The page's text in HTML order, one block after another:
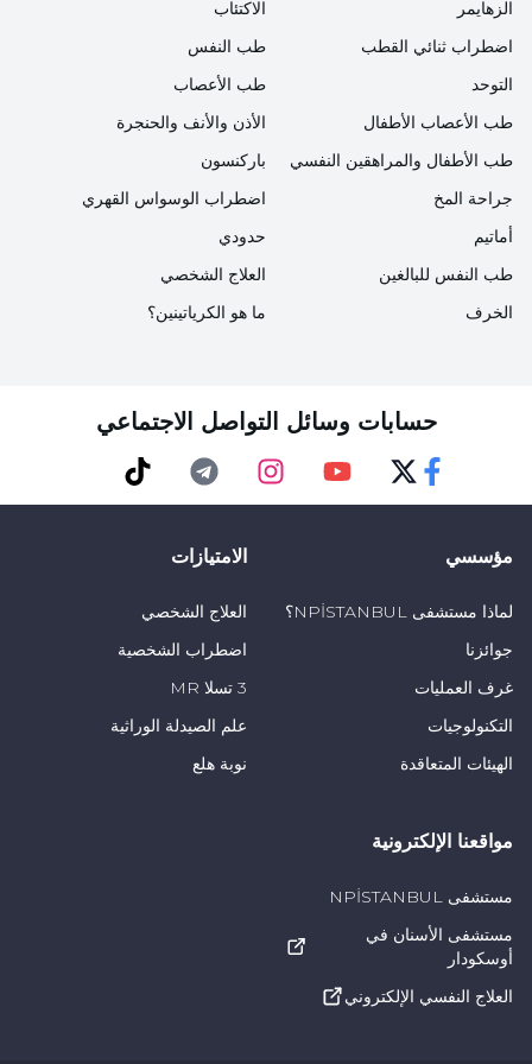
الزهايمر
اضطراب ثنائي القطب
التوحد
طب الأعصاب الأطفال
الاكتئاب
طب النفس
طب الأعصاب
الأذن والأنف والحنجرة
طب الأطفال والمراهقين النفسي
جراحة المخ
أماتيم
طب النفس للبالغين
الخرف
باركنسون
اضطراب الوسواس القهري
حدودي
العلاج الشخصي
ما هو الكرياتينين؟
حسابات وسائل التواصل الاجتماعي
مؤسسي
لماذا مستشفى NPİSTANBUL؟
جوائزنا
غرف العمليات
التكنولوجيات
الهيئات المتعاقدة
الامتيازات
العلاج الشخصي
اضطراب الشخصية
3 تسلا MR
علم الصيدلة الوراثية
نوبة هلع
مواقعنا الإلكترونية
مستشفى NPİSTANBUL
مستشفى الأسنان في
أوسكودار
العلاج النفسي الإلكتروني